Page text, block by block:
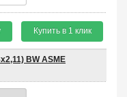
Купить в 1 клик
BW ASME